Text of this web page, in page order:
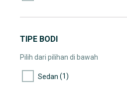
TIPE BODI
Pilih dari pilihan di bawah
Sedan (1)